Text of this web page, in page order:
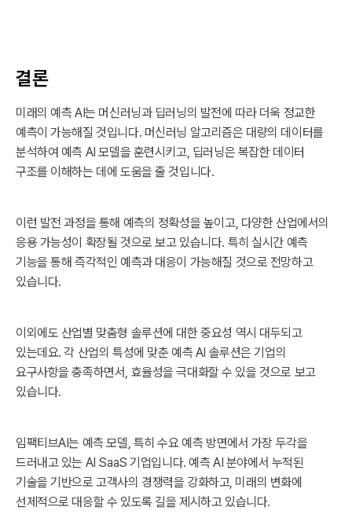
결론
미래의 예측 AI는 머신러닝과 딥러닝의 발전에 따라 더욱 정교한
예측이 가능해질 것입니다. 머신러닝 알고리즘은 대량의 데이터를
분석하여 예측 AI 모델을 훈련시키고, 딥러닝은 복잡한 데이터
구조를 이해하는 데에 도움을 줄 것입니다.
이런 발전 과정을 통해 예측의 정확성을 높이고, 다양한 산업에서의
응용 가능성이 확장될 것으로 보고 있습니다. 특히 실시간 예측
기능을 통해 즉각적인 예측과 대응이 가능해질 것으로 전망하고
있습니다.
이외에도 산업별 맞춤형 솔루션에 대한 중요성 역시 대두되고
있는데요. 각 산업의 특성에 맞춘 예측 AI 솔루션은 기업의
요구사항을 충족하면서, 효율성을 극대화할 수 있을 것으로 보고
있습니다.
임팩티브AI는 예측 모델, 특히 수요 예측 방면에서 가장 두각을
드러내고 있는 AI SaaS 기업입니다. 예측 AI 분야에서 누적된
기술을 기반으로 고객사의 경쟁력을 강화하고, 미래의 변화에
선제적으로 대응할 수 있도록 길을 제시하고 있습니다.